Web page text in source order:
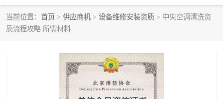
当前位置： 首页 > 供应商机 > 设备维修安装资质 > 中央空调清洗资
质流程攻略 所需材料
烟道清洗资质
认证服务
防爆电气维修安装资质 空调制冷维修安装资质